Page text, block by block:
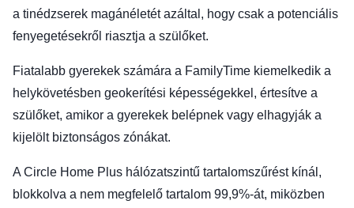
a tinédzserek magánéletét azáltal, hogy csak a potenciális
fenyegetésekről riasztja a szülőket.
Fiatalabb gyerekek számára a FamilyTime kiemelkedik a
helykövetésben geokerítési képességekkel, értesítve a
szülőket, amikor a gyerekek belépnek vagy elhagyják a
kijelölt biztonságos zónákat.
A Circle Home Plus hálózatszintű tartalomszűrést kínál,
blokkolva a nem megfelelő tartalom 99,9%-át, miközben